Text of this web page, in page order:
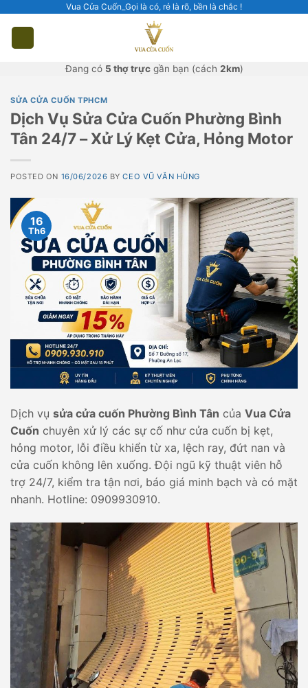
Vua Cửa Cuốn_Gọi là có, rẻ là rõ, bền là chắc !
Đang có 5 thợ trựcgần bạn (cách 2km)
SỬA CỬA CUỐN TPHCM
Dịch Vụ Sửa Cửa Cuốn Phường Bình
Tân 24/7 – Xử Lý Kẹt Cửa, Hỏng Motor
POSTED ON 16/06/2026 BYCEO VŨ VĂN HÙNG
16
Th6
Dịch vụ sửa cửa cuốn Phường Bình Tân của Vua Cửa
Cuốn chuyên xử lý các sự cố như cửa cuốn bị kẹt,
hỏng motor, lỗi điều khiển từ xa, lệch ray, đứt nan và
cửa cuốn không lên xuống. Đội ngũ kỹ thuật viên hỗ
trợ 24/7, kiểm tra tận nơi, báo giá minh bạch và có mặt
nhanh. Hotline: 0909930910.